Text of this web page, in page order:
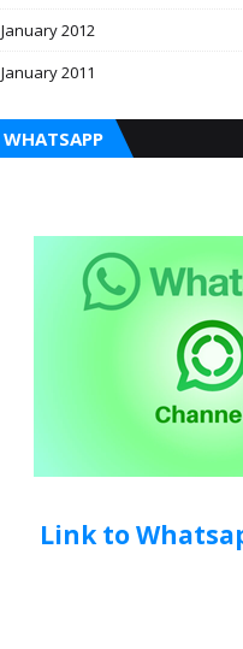
January 2012
January 2011
WHATSAPP
Link to